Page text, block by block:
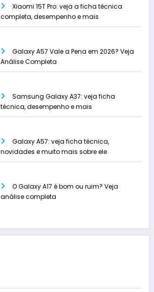
Xiaomi 15T Pro: veja a ficha técnica
completa, desempenho e mais
Galaxy A57 Vale a Pena em 2026? Veja
Análise Completa
Samsung Galaxy A37: veja ficha
técnica, desempenho e mais
Galaxy A57: veja ficha técnica,
novidades e muito mais sobre ele
O Galaxy A17 é bom ou ruim? Veja
análise completa